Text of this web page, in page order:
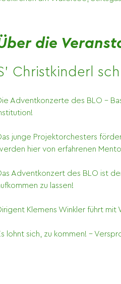
die
Christkinderl
Adventkonzerte des BLO -
junge Projektorchesters
hier von erfahrenen
Adventkonzert des BLO ist
zu lassen!
Klemens Winkler führt mit
lohnt sich, zu kommen! -